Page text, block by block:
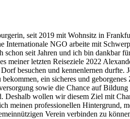
seit 2019 mit Wohnsitz in
Internationale NGO arbeite mit
seit Jahren und ich bin dankbar
meiner letzten Reiseziele 2022
besuchen und kennenlernen durfte.
ein sicheres und
sowie die Chance auf
Deshalb wollen wir diesem Ziel mit
meinen professionellen Hintergrund,
Verein verbinden zu